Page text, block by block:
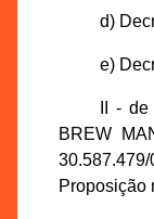
d)
e)
II -
BREW
Proposição